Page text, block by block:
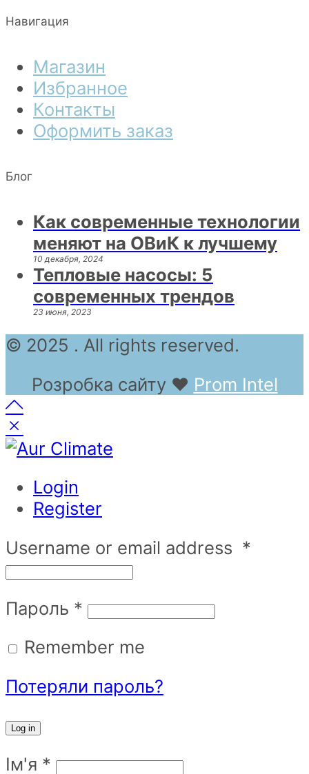
Навигация
Магазин
Избранное
Контакты
Оформить заказ
Блог
Как современные технологии
меняют на ОВиК к лучшему
10 декабря, 2024
Тепловые насосы: 5
современных трендов
23 июня, 2023
© 2025 . All rights reserved.
Розробка сайту ❤ Prom Intel
Login
Register
Username or email address *
Пароль *
Remember me
Потеряли пароль?
Log in
Ім'я *